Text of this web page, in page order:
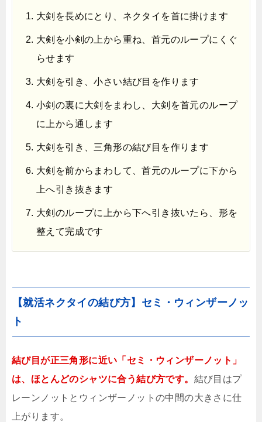
大剣を長めにとり、ネクタイを首に掛けます
大剣を小剣の上から重ね、首元のループにくぐ
らせます
大剣を引き、小さい結び目を作ります
小剣の裏に大剣をまわし、大剣を首元のループ
に上から通します
大剣を引き、三角形の結び目を作ります
大剣を前からまわして、首元のループに下から
上へ引き抜きます
大剣のループに上から下へ引き抜いたら、形を
整えて完成です
【就活ネクタイの結び方】セミ・ウィンザーノッ
ト
結び目が正三角形に近い「セミ・ウィンザーノット」
は、ほとんどのシャツに合う結び方です。 結び目はプ
レーンノットとウィンザーノットの中間の大きさに仕
上がります。